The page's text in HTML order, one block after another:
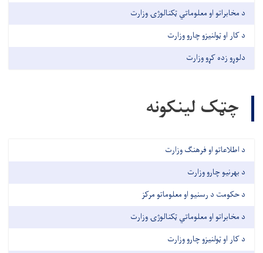
د مخابراتو او معلوماتي ټکنالوژۍ وزارت
د کار او ټولنیزو چارو وزارت
دلوړو زده کړو وزارت
چټک لینکونه
د اطلاعاتو او فرهنګ وزارت
د بهرنیو چارو وزارت
د حکومت د رسنیو او معلوماتو مرکز
د مخابراتو او معلوماتي ټکنالوژۍ وزارت
د کار او ټولنیزو چارو وزارت